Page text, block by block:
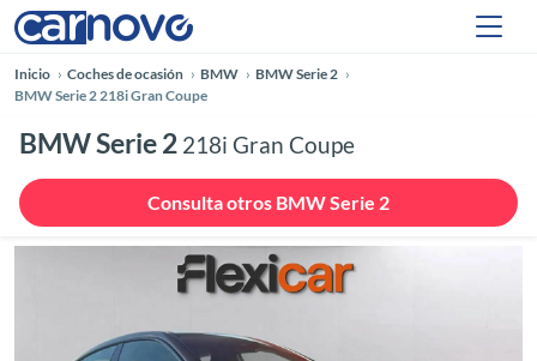
Inicio Coches de ocasión BMW
BMW Serie 2
BMW Serie 2 218i Gran Coupe
BMW Serie 2 218i Gran Coupe
Consulta otros BMW Serie 2